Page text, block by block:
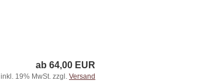
ab 64,00 EUR
inkl. 19% MwSt. zzgl. Versand